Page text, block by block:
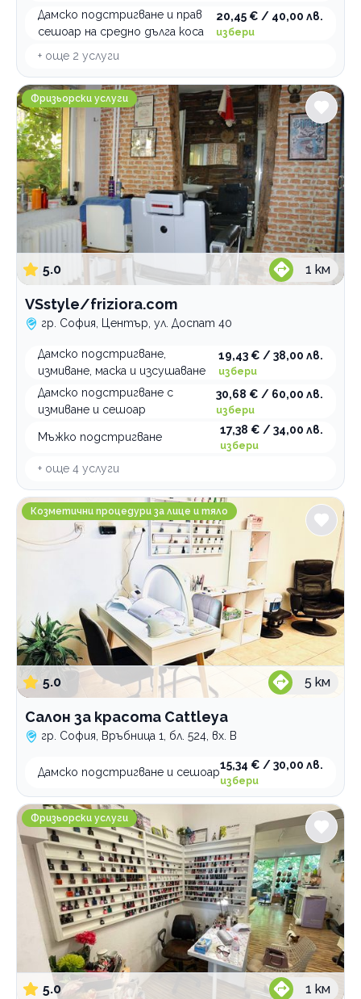
Дамско подстригване и прав
сешоар на средно дълга коса
20,45 € / 40,00 лв.
избери
+ още 2 услуги
VSstyle/friziora.com
Фризьорски услуги
5.0 1 км
VSstyle/friziora.com
гр. София, Център, ул. Доспат 40
Дамско подстригване,
измиване, маска и изсушаване
19,43 € / 38,00 лв.
избери
Дамско подстригване с
измиване и сешоар
30,68 € / 60,00 лв.
избери
Мъжко подстригване
17,38 € / 34,00 лв.
избери
+ още 4 услуги
Салон за красота Cattleya
Козметични процедури за лице и тяло
5.0 5 км
Салон за красота Cattleya
гр. София, Връбница 1, бл. 524, вх. В
Дамско подстригване и сешоар
15,34 € / 30,00 лв.
избери
Студио за красота Бранков
Фризьорски услуги
5.0 1 км